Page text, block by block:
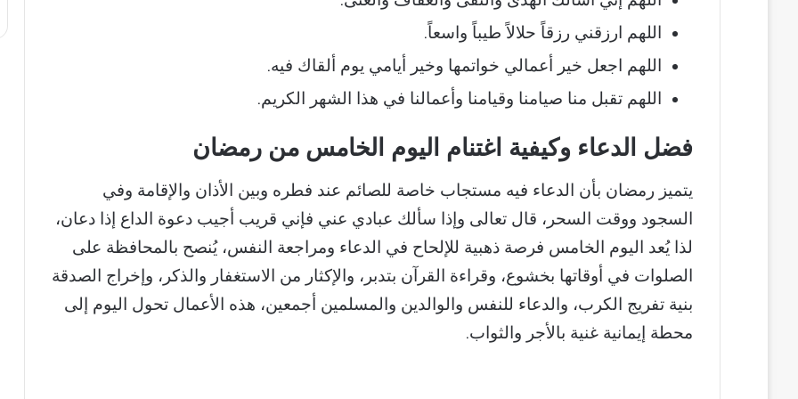
اللهم ارزقني رزقاً حلالاً طيباً واسعاً.
اللهم اجعل خير أعمالي خواتمها وخير أيامي يوم ألقاك فيه.
اللهم تقبل منا صيامنا وقيامنا وأعمالنا في هذا الشهر الكريم.
فضل الدعاء وكيفية اغتنام اليوم الخامس من رمضان
يتميز رمضان بأن الدعاء فيه مستجاب خاصة للصائم عند فطره وبين الأذان والإقامة وفي
السجود ووقت السحر، قال تعالى وإذا سألك عبادي عني فإني قريب أجيب دعوة الداع إذا دعان،
لذا يُعد اليوم الخامس فرصة ذهبية للإلحاح في الدعاء ومراجعة النفس، يُنصح بالمحافظة على
الصلوات في أوقاتها بخشوع، وقراءة القرآن بتدبر، والإكثار من الاستغفار والذكر، وإخراج الصدقة
بنية تفريج الكرب، والدعاء للنفس والوالدين والمسلمين أجمعين، هذه الأعمال تحول اليوم إلى
محطة إيمانية غنية بالأجر والثواب.